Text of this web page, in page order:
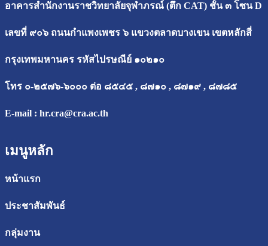
อาคารสำนักงานราชวิทยาลัยจุฬาภรณ์ (ตึก CAT) ชั้น ๓ โซน D
เลขที่ ๙๐๖ ถนนกำแพงเพชร ๖ แขวงตลาดบางเขน เขตหลักสี่
กรุงเทพมหานคร รหัสไปรษณีย์ ๑๐๒๑๐
โทร ๐-๒๕๗๖-๖๐๐๐ ต่อ ๘๕๔๕ , ๘๗๑๐ , ๘๗๑๙ , ๘๗๘๕
E-mail : hr.cra@cra.ac.th
เมนูหลัก
หน้าแรก
ประชาสัมพันธ์
กลุ่มงาน